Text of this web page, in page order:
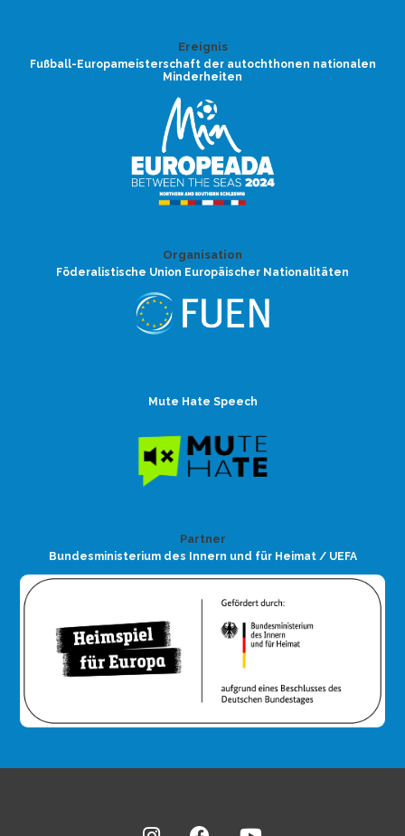
Ereignis
Fußball-Europameisterschaft der autochthonen nationalen
Minderheiten
Organisation
Föderalistische Union Europäischer Nationalitäten
Mute Hate Speech
Partner
Bundesministerium des Innern und für Heimat / UEFA